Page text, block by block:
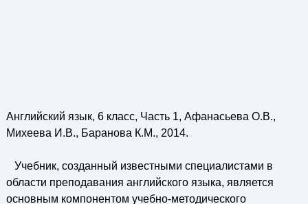
Английский язык, 6 класс, Часть 1, Афанасьева О.В.,
Михеева И.В., Баранова К.М., 2014.
Учебник, созданный известными специалистами в
области преподавания английского языка, является
основным компонентом учебно-методического